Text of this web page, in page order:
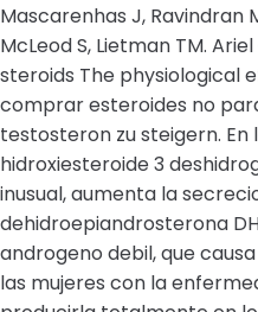
Mascarenhas J, Ravindran
McLeod S, Lietman TM.
steroids The physiological
comprar esteroides no
testosteron zu steigern. En
hidroxiesteroide 3
inusual, aumenta la
dehidroepiandrosterona
androgeno debil, que
las mujeres con la